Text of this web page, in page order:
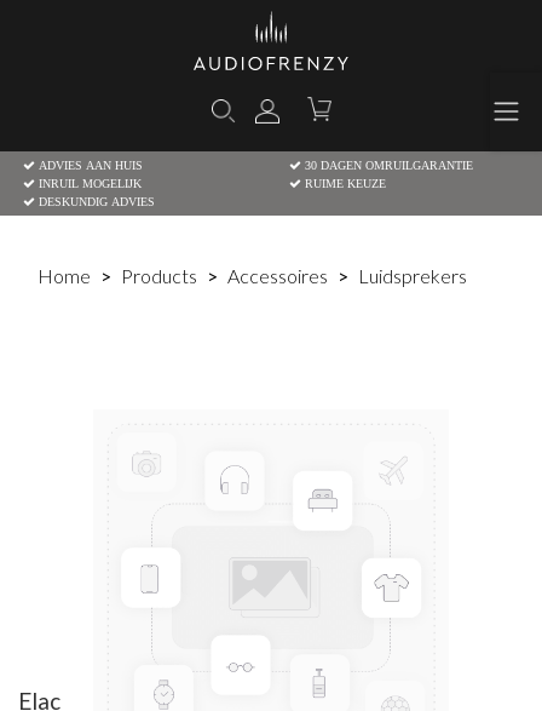
ADVIES AAN HUIS
30 DAGEN OMRUILGARANTIE
INRUIL MOGELIJK
RUIME KEUZE
DESKUNDIG ADVIES
Home Products Accessoires Luidsprekers
Elac